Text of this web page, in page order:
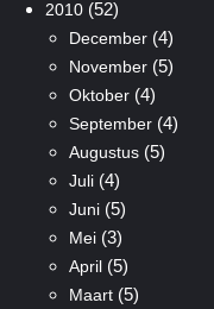
2010(52)
December(4)
November(5)
Oktober(4)
September(4)
Augustus(5)
Juli(4)
Juni(5)
Mei(3)
April(5)
Maart(5)